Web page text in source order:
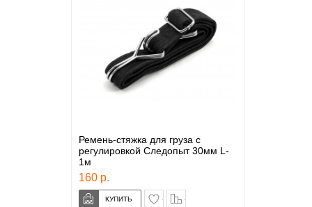
Ремень-стяжка для груза с
регулировкой Следопыт 30мм L-
1м
160 р.
в закладки